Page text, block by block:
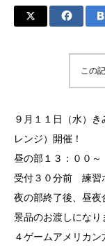
この
９月１１日（水）
レンジ）開催！
昼の部１３：００
受付３０分前 練習
夜の部終了後、昼夜
景品のお渡しになり
４ゲームアメリカ